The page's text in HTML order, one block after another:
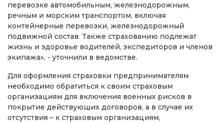
перевозке автомобильным, железнодорожным,
речным и морским транспортом, включая
контейнерные перевозки, железнодорожный
подвижной состав. Также страхованию подлежат
жизнь и здоровье водителей, экспедиторов и членов
экипажа», - уточнили в ведомстве.
Для оформления страховки предпринимателям
необходимо обратиться к своим страховым
организациям для включения военных рисков в
покрытие действующих договоров, а в случае их
отсутствия – к страховым организациям,